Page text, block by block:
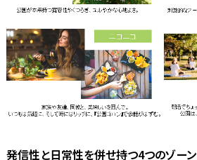
発信性と日常性を併せ持つ4つのゾーン